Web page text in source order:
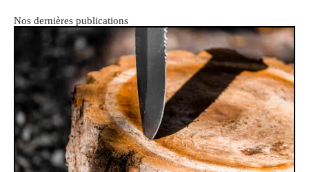
Nos dernières publications